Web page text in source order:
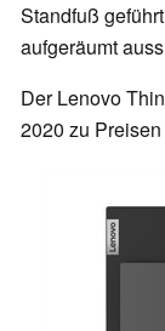
Standfuß
aufgeräumt
Der Lenovo
2020 zu